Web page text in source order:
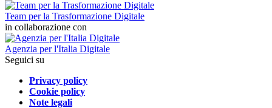
Team per la Trasformazione Digitale
in collaborazione con
Agenzia per l'Italia Digitale
Seguici su
Privacy policy
Cookie policy
Note legali